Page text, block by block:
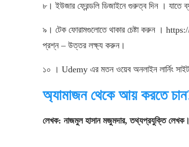
৮। ইউজার ফ্রেন্ডলি ডিজাইনে গুরুত্ব দিন । যাতে
৯। টেক ফোরামগুলোতে থাকার চেষ্টা করুন ।
প্রশ্ন – উত্তর লক্ষ্য করুন।
১০ । Udemy এর মতন ওয়েব অনলাইন লার্নিং
অ্যামাজন থেকে আয় করতে
লেখক: নাজমুল হাসান মজুমদার, তথ্যপ্রযুক্তি লেখক।